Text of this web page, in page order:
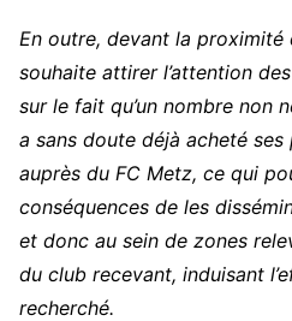
En outre, devant la proximité
souhaite attirer l’attention
sur le fait qu’un nombre non
a sans doute déjà acheté
auprès du FC Metz, ce qui
conséquences de les
et donc au sein de zones
du club recevant, induisant
recherché.